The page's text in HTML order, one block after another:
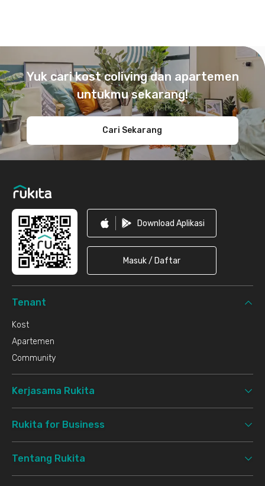
Yuk cari kost coliving dan apartemen
untukmu sekarang!
Cari Sekarang
Download Aplikasi
Masuk / Daftar
Tenant
Kost
Apartemen
Community
Kerjasama Rukita
Rukita for Business
Tentang Rukita